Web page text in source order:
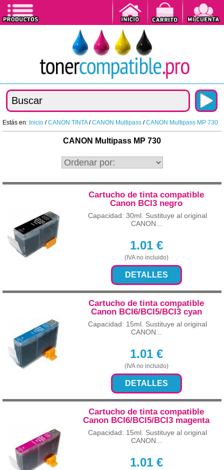
Estás en: Inicio /CANON TINTA/CANON Multipass /CANON Multipass MP 730
CANON Multipass MP 730
Cartucho de tinta compatible
Canon BCI3 negro
Capacidad: 30ml. Sustituye al original
CANON...
1.01€
(IVA no incluido)
DETALLES
Cartucho de tinta compatible
Canon BCI6/BCI5/BCI3 cyan
Capacidad: 15ml. Sustituye al original
CANON...
1.01€
(IVA no incluido)
DETALLES
Cartucho de tinta compatible
Canon BCI6/BCI5/BCI3 magenta
Capacidad: 15ml. Sustituye al original
CANON...
1.01€